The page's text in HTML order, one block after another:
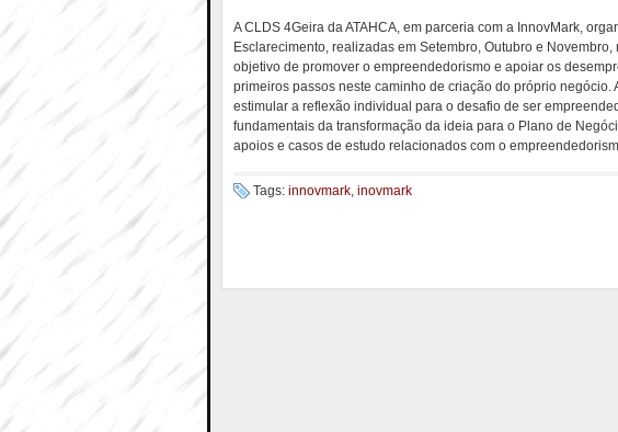
A CLDS 4Geira da ATAHCA, em parceria com a InnovMark,
Esclarecimento, realizadas em Setembro, Outubro e
objetivo de promover o empreendedorismo e apoiar os
primeiros passos neste caminho de criação do próprio negócio.
estimular a reflexão individual para o desafio de ser
fundamentais da transformação da ideia para o Plano de
apoios e casos de estudo relacionados com o
Tags: innovmark, inovmark